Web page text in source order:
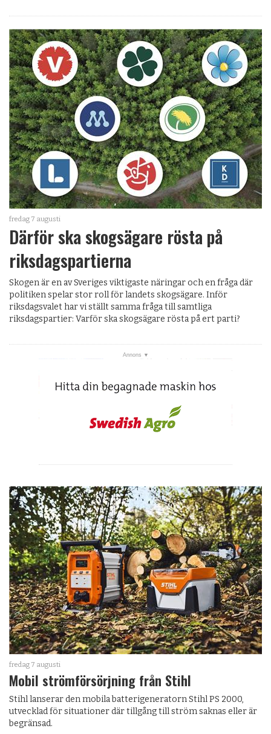
fredag 7 augusti
Därför ska skogsägare rösta på
riksdagspartierna
Skogen är en av Sveriges viktigaste näringar och en fråga där
politiken spelar stor roll för landets skogsägare. Inför
riksdagsvalet har vi ställt samma fråga till samtliga
riksdagspartier: Varför ska skogsägare rösta på ert parti?
fredag 7 augusti
Mobil strömförsörjning från Stihl
Stihl lanserar den mobila batterigeneratorn Stihl PS 2000,
utvecklad för situationer där tillgång till ström saknas eller är
begränsad.